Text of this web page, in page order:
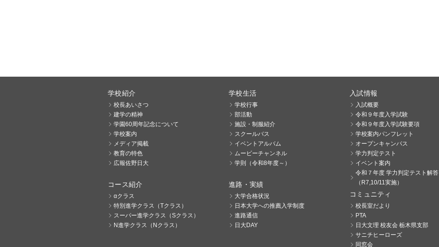
学校紹介
校長あいさつ
建学の精神
学園60周年記念について
学校案内
メディア掲載
教育の特色
広報佐野日大
コース紹介
αクラス
特別進学クラス（Tクラス）
スーパー進学クラス（Sクラス）
N進学クラス（Nクラス）
学校生活
学校行事
部活動
施設・制服紹介
スクールバス
イベントアルバム
ムービーチャンネル
学則（令和8年度～）
進路・実績
大学合格状況
日本大学への推薦入学制度
進路通信
日大DAY
入試情報
入試概要
令和９年度入学試験
令和９年度入学試験要項
学校案内パンフレット
オープンキャンパス
学力判定テスト
イベント案内
令和７年度 学力判定テスト解答
（R7,10/11実施）
コミュニティ
校長室だより
PTA
日大文理 校友会 栃木県支部
サニチヒーローズ
同窓会